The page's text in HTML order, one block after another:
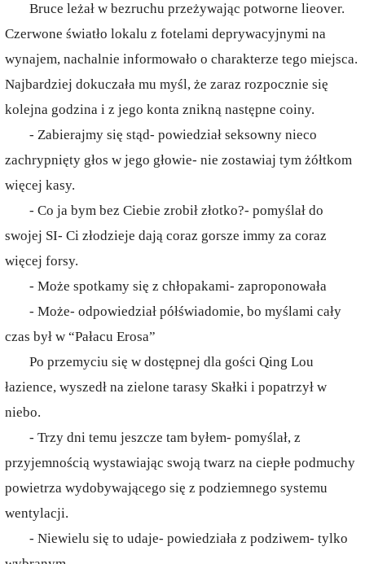
Bruce leżał w bezruchu przeżywając potworne lieover.
Czerwone światło lokalu z fotelami deprywacyjnymi na
wynajem, nachalnie informowało o charakterze tego miejsca.
Najbardziej dokuczała mu myśl, że zaraz rozpocznie się
kolejna godzina i z jego konta znikną następne coiny.
- Zabierajmy się stąd- powiedział seksowny nieco
zachrypnięty głos w jego głowie- nie zostawiaj tym żółtkom
więcej kasy.
- Co ja bym bez Ciebie zrobił złotko?- pomyślał do
swojej SI- Ci złodzieje dają coraz gorsze immy za coraz
więcej forsy.
- Może spotkamy się z chłopakami- zaproponowała
- Może- odpowiedział półświadomie, bo myślami cały
czas był w “Pałacu Erosa”
Po przemyciu się w dostępnej dla gości Qing Lou
łazience, wyszedł na zielone tarasy Skałki i popatrzył w
niebo.
- Trzy dni temu jeszcze tam byłem- pomyślał, z
przyjemnością wystawiając swoją twarz na ciepłe podmuchy
powietrza wydobywającego się z podziemnego systemu
wentylacji.
- Niewielu się to udaje- powiedziała z podziwem- tylko